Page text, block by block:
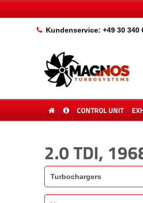
Kundenservice: +49 30 340
CONTROL UNIT
2.0 TDI,